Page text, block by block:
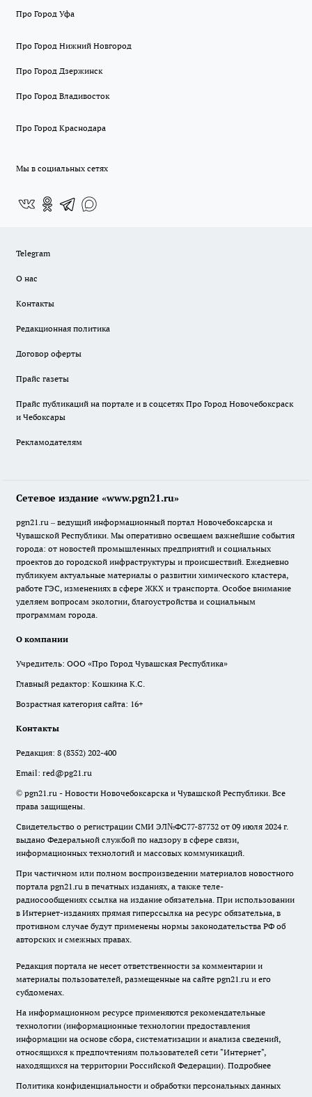
Про Город Уфа
Про Город Нижний Новгород
Про Город Дзержинск
Про Город Владивосток
Про Город Краснодара
Мы в социальных сетях
Telegram
О нас
Контакты
Редакционная политика
Договор оферты
Прайс газеты
Прайс публикаций на портале и в соцсетях Про Город Новочебоксраск
и Чебоксары
Рекламодателям
Сетевое издание «www.pgn21.ru»
pgn21.ru – ведущий информационный портал Новочебоксарска и
Чувашской Республики. Мы оперативно освещаем важнейшие события
города: от новостей промышленных предприятий и социальных
проектов до городской инфраструктуры и происшествий. Ежедневно
публикуем актуальные материалы о развитии химического кластера,
работе ГЭС, изменениях в сфере ЖКХ и транспорта. Особое внимание
уделяем вопросам экологии, благоустройства и социальным
программам города.
О компании
Учредитель: ООО «Про Город Чувашская Республика»
Главный редактор: Кошкина К.С.
Возрастная категория сайта: 16+
Контакты
Редакция: 8 (8352) 202-400
Email: red@pg21.ru
© pgn21.ru - Новости Новочебоксарска и Чувашской Республики. Все
права защищены.
Свидетельство о регистрации СМИ ЭЛ№ФС77-87732 от 09 июля 2024 г.
выдано Федеральной службой по надзору в сфере связи,
информационных технологий и массовых коммуникаций.
При частичном или полном воспроизведении материалов новостного
портала pgn21.ru в печатных изданиях, а также теле-
радиосообщениях ссылка на издание обязательна. При использовании
в Интернет-изданиях прямая гиперссылка на ресурс обязательна, в
противном случае будут применены нормы законодательства РФ об
авторских и смежных правах.
Редакция портала не несет ответственности за комментарии и
материалы пользователей, размещенные на сайте pgn21.ru и его
субдоменах.
На информационном ресурсе применяются рекомендательные
технологии (информационные технологии предоставления
информации на основе сбора, систематизации и анализа сведений,
относящихся к предпочтениям пользователей сети "Интернет",
находящихся на территории Российской Федерации). Подробнее
Политика конфиденциальности и обработки персональных данных